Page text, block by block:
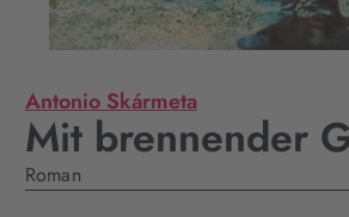
Antonio Skármeta
Mit brennender
Roman